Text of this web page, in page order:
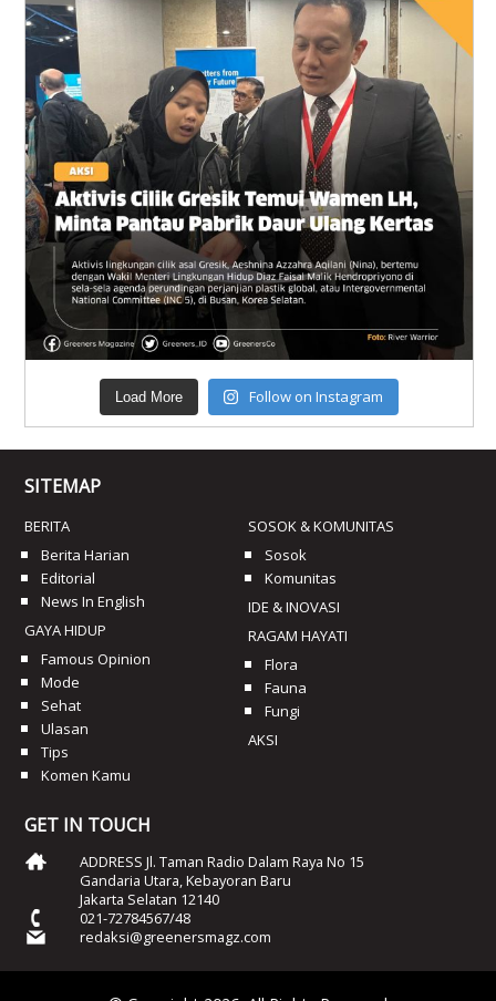
Load More Follow on Instagram
SITEMAP
BERITA
Berita Harian
Editorial
News In English
GAYA HIDUP
Famous Opinion
Mode
Sehat
Ulasan
Tips
Komen Kamu
SOSOK & KOMUNITAS
Sosok
Komunitas
IDE & INOVASI
RAGAM HAYATI
Flora
Fauna
Fungi
AKSI
GET IN TOUCH
ADDRESS Jl. Taman Radio Dalam Raya No 15
Gandaria Utara, Kebayoran Baru
Jakarta Selatan 12140
021-72784567/48
redaksi@greenersmagz.com